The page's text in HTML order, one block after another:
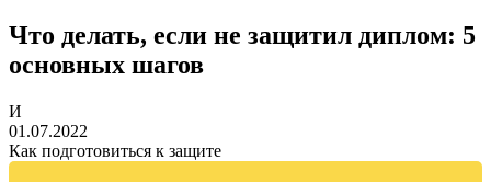
Что делать, если не защитил диплом: 5
основных шагов
И
01.07.2022
Как подготовиться к защите